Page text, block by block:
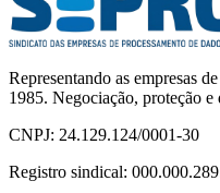
Representando as empresas
1985. Negociação, proteção
CNPJ: 24.129.124/0001-30
Registro sindical: